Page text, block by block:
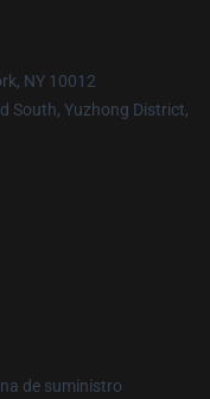
NY 10012
South, Yuzhong District,
de suministro